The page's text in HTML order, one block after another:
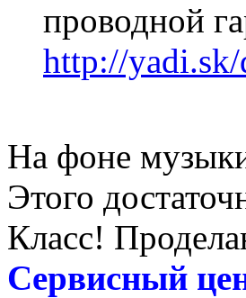
проводной
http://
На фоне
Этого
Класс!
Сервисный